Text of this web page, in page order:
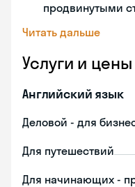
продвинутыми
Читать дальше
Услуги и цены
Английский язык
Деловой - для
Для путешествий
Для начинающих -